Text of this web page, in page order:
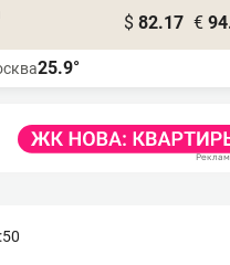
$ 82.17 €
25.9°